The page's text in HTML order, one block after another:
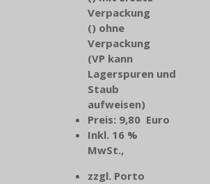
Verpackung
() ohne
Verpackung
(VP kann
Lagerspuren und
Staub
aufweisen)
Preis: 9,80 Euro
Inkl. 16 %
MwSt.,
zzgl. Porto